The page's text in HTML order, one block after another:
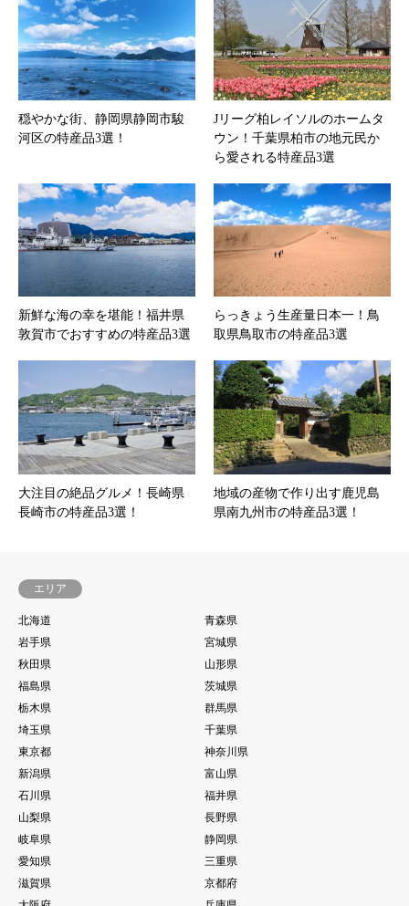
穏やかな街、静岡県静岡市駿
河区の特産品3選！
Jリーグ柏レイソルのホームタ
ウン！千葉県柏市の地元民か
ら愛される特産品3選
新鮮な海の幸を堪能！福井県
敦賀市でおすすめの特産品3選
らっきょう生産量日本一！鳥
取県鳥取市の特産品3選
大注目の絶品グルメ！長崎県
長崎市の特産品3選！
地域の産物で作り出す鹿児島
県南九州市の特産品3選！
エリア
北海道
青森県
岩手県
宮城県
秋田県
山形県
福島県
茨城県
栃木県
群馬県
埼玉県
千葉県
東京都
神奈川県
新潟県
富山県
石川県
福井県
山梨県
長野県
岐阜県
静岡県
愛知県
三重県
滋賀県
京都府